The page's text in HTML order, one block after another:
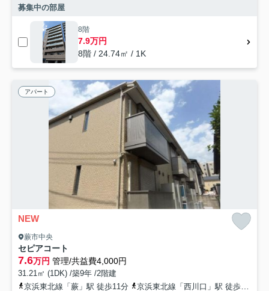
募集中の部屋
8階
7.9万円
8階 / 24.74㎡ / 1K
アパート
NEW
蕨市中央
セピアコート
7.6万円 管理/共益費4,000円
31.21㎡ (1DK) /築9年 /2階建
京浜東北線「蕨」駅 徒歩11分
京浜東北線「西川口」駅 徒歩24分